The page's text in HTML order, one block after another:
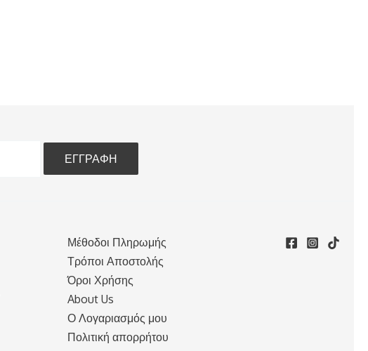
Μέθοδοι Πληρωμής
Τρόποι Αποστολής
Όροι Χρήσης
About Us
Ο Λογαριασμός μου
Πολιτική απορρήτου